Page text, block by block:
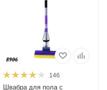
146
Швабра для пола с